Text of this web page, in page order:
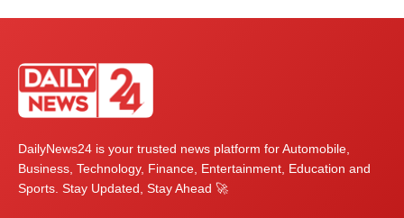
DailyNews24 is your trusted news platform for Automobile,
Business, Technology, Finance, Entertainment, Education and
Sports. Stay Updated, Stay Ahead 🚀